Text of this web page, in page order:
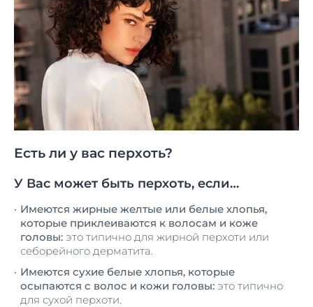
Есть ли у вас перхоть?
У Вас может быть перхоть, если…
Имеются жирные желтые или белые хлопья,
которые приклеиваются к волосам и коже
головы: это типично для жирной перхоти или
себорейного дерматита.
Имеются сухие белые хлопья, которые
осыпаются с волос и кожи головы: это типично
для сухой перхоти.